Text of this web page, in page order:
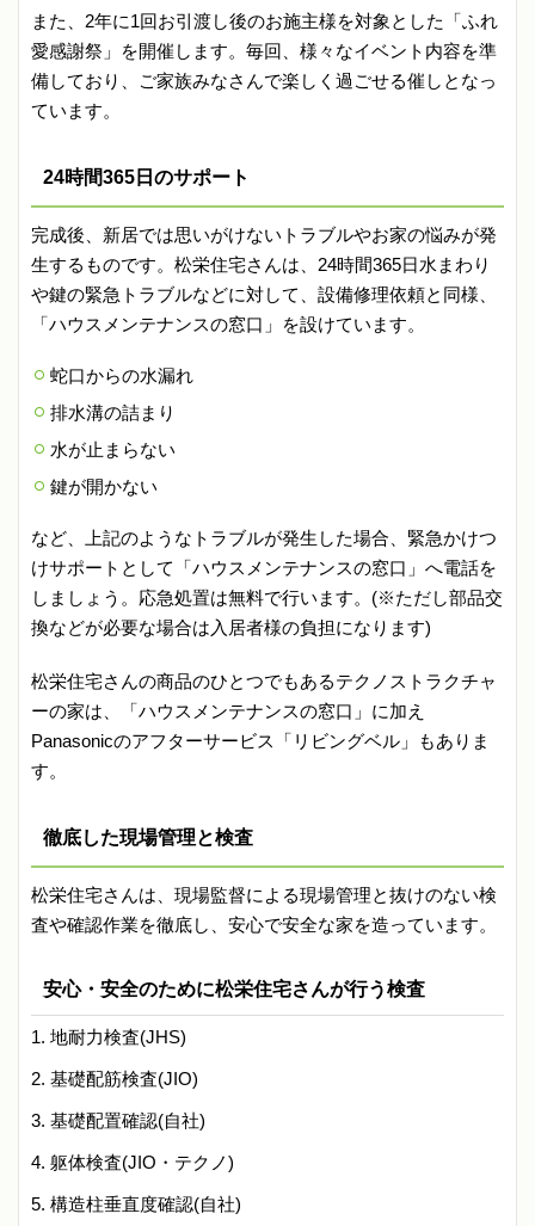
また、2年に1回お引渡し後のお施主様を対象とした「ふれ
愛感謝祭」を開催します。毎回、様々なイベント内容を準
備しており、ご家族みなさんで楽しく過ごせる催しとなっ
ています。
24時間365日のサポート
完成後、新居では思いがけないトラブルやお家の悩みが発
生するものです。松栄住宅さんは、24時間365日水まわり
や鍵の緊急トラブルなどに対して、設備修理依頼と同様、
「ハウスメンテナンスの窓口」を設けています。
蛇口からの水漏れ
排水溝の詰まり
水が止まらない
鍵が開かない
など、上記のようなトラブルが発生した場合、緊急かけつ
けサポートとして「ハウスメンテナンスの窓口」へ電話を
しましょう。応急処置は無料で行います。(※ただし部品交
換などが必要な場合は入居者様の負担になります)
松栄住宅さんの商品のひとつでもあるテクノストラクチャ
ーの家は、「ハウスメンテナンスの窓口」に加え
Panasonicのアフターサービス「リビングベル」もありま
す。
徹底した現場管理と検査
松栄住宅さんは、現場監督による現場管理と抜けのない検
査や確認作業を徹底し、安心で安全な家を造っています。
安心・安全のために松栄住宅さんが行う検査
地耐力検査(JHS)
基礎配筋検査(JIO)
基礎配置確認(自社)
躯体検査(JIO・テクノ)
構造柱垂直度確認(自社)